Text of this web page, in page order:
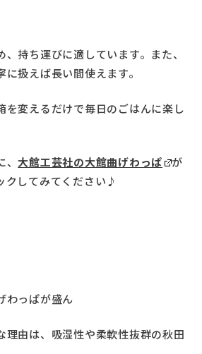
持ち運びに適しています。また、
扱えば長い間使えます。
を変えるだけで毎日のごはんに楽し
、大館工芸社の大館曲げわっぱ
が
クしてみてください♪
わっぱが盛ん
理由は、吸湿性や柔軟性抜群の秋田